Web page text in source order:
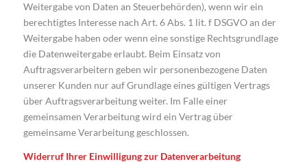
Weitergabe von Daten an Steuerbehörden), wenn wir ein
berechtigtes Interesse nach Art. 6 Abs. 1 lit. f DSGVO an der
Weitergabe haben oder wenn eine sonstige Rechtsgrundlage
die Datenweitergabe erlaubt. Beim Einsatz von
Auftragsverarbeitern geben wir personenbezogene Daten
unserer Kunden nur auf Grundlage eines gültigen Vertrags
über Auftragsverarbeitung weiter. Im Falle einer
gemeinsamen Verarbeitung wird ein Vertrag über
gemeinsame Verarbeitung geschlossen.
Widerruf Ihrer Einwilligung zur Datenverarbeitung